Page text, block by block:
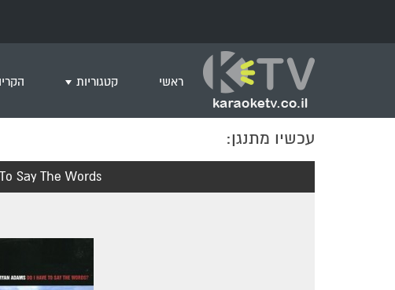
ראשי קטגוריות
English songs
+
עכשיו מתנגן:
Say The Words